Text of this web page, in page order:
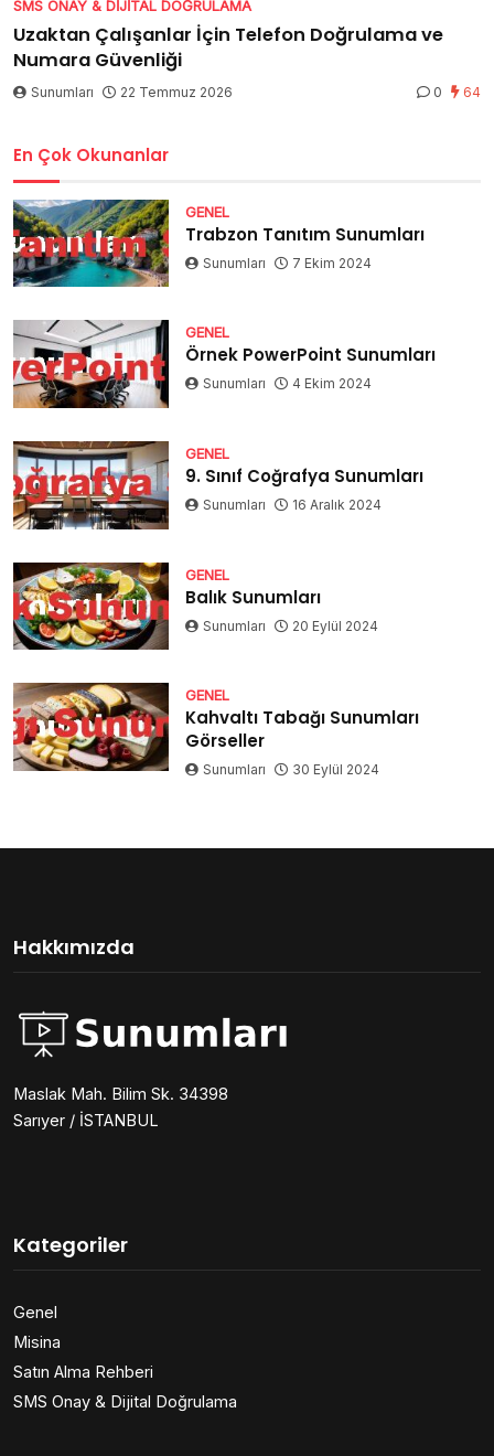
SMS ONAY & DIJITAL DOĞRULAMA
Uzaktan Çalışanlar İçin Telefon Doğrulama ve
Numara Güvenliği
Sunumları 22 Temmuz 2026 0 64
En Çok Okunanlar
GENEL
Trabzon Tanıtım Sunumları
Sunumları 7 Ekim 2024
GENEL
Örnek PowerPoint Sunumları
Sunumları 4 Ekim 2024
GENEL
9. Sınıf Coğrafya Sunumları
Sunumları 16 Aralık 2024
GENEL
Balık Sunumları
Sunumları 20 Eylül 2024
GENEL
Kahvaltı Tabağı Sunumları
Görseller
Sunumları 30 Eylül 2024
Hakkımızda
Maslak Mah. Bilim Sk. 34398
Sarıyer / İSTANBUL
Kategoriler
Genel
Misina
Satın Alma Rehberi
SMS Onay & Dijital Doğrulama